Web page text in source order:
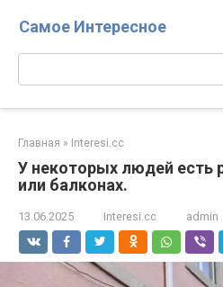
Самое Интересное
Поиск:
Главная » Interesi.cc
У некоторых людей есть
или балконах.
13.06.2025 Interesi.cc admin